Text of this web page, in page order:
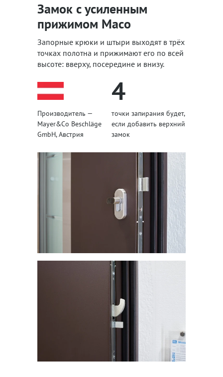
Замок с усиленным
прижимом Maco
Запорные крюки и штыри выходят в трёх
точках полотна и прижимают его по всей
высоте: вверху, посередине и внизу.
Производитель —
Mayer&Co Beschläge
GmbH, Австрия
4
точки запирания будет,
если добавить верхний
замок